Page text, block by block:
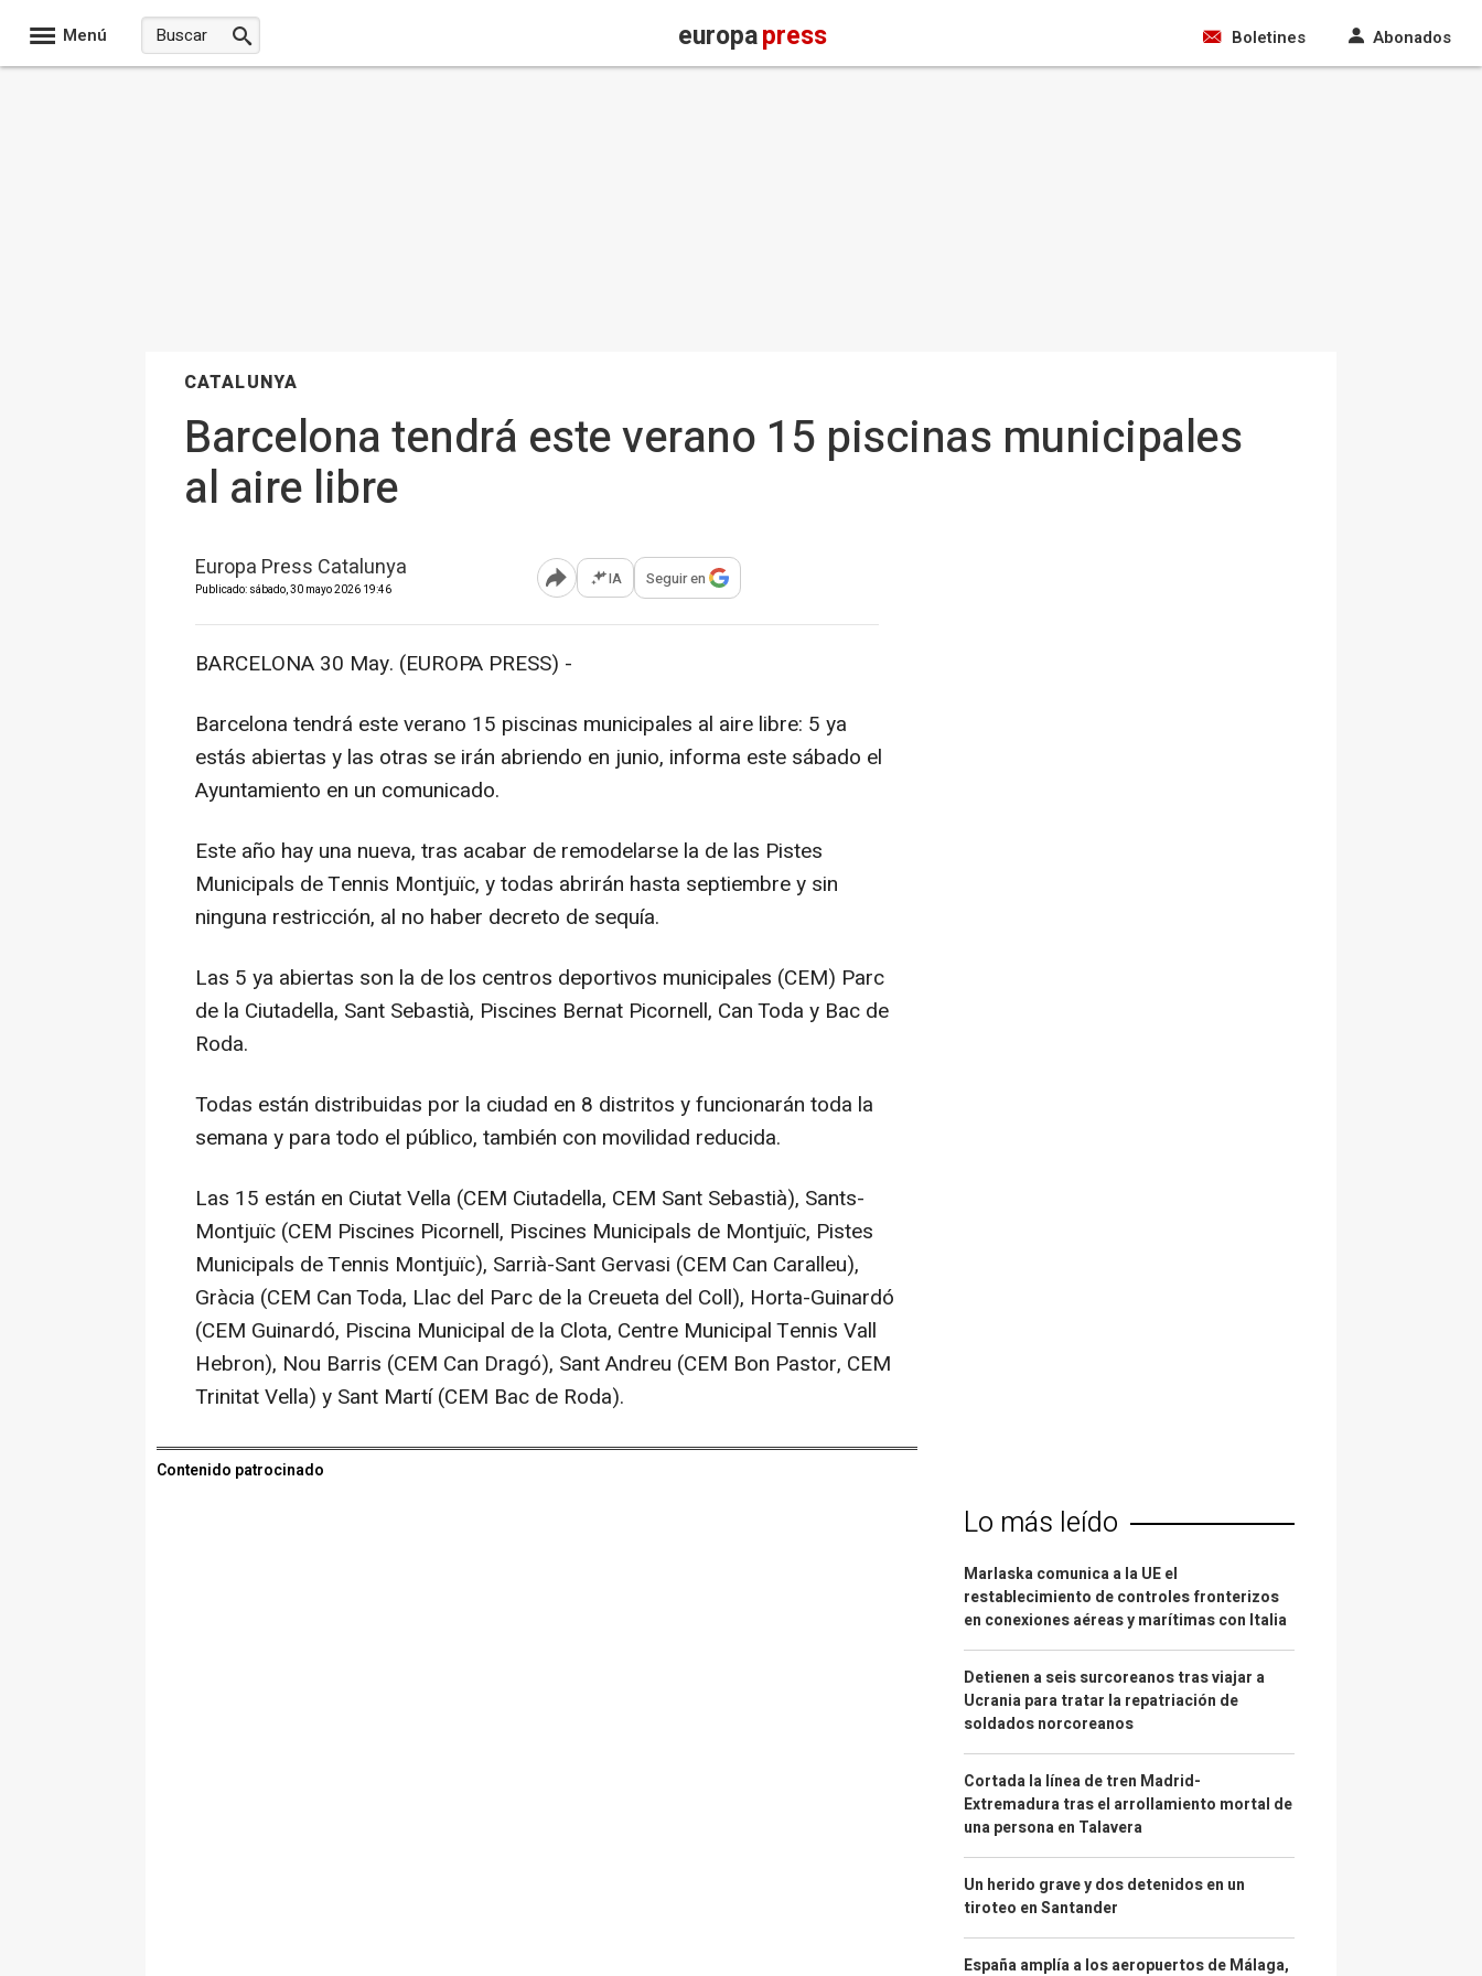
Menú europapress Boletines Abonados
CATALUNYA
Barcelona tendrá este verano 15 piscinas municipales
al aire libre
Europa Press Catalunya
Publicado: sábado, 30 mayo 2026 19:46 Abrir opciones para compartir
IA Seguir en
BARCELONA 30 May. (EUROPA PRESS) -
Barcelona tendrá este verano 15 piscinas municipales al aire libre: 5 ya
estás abiertas y las otras se irán abriendo en junio, informa este sábado el
Ayuntamiento en un comunicado.
Este año hay una nueva, tras acabar de remodelarse la de las Pistes
Municipals de Tennis Montjuïc, y todas abrirán hasta septiembre y sin
ninguna restricción, al no haber decreto de sequía.
Las 5 ya abiertas son la de los centros deportivos municipales (CEM) Parc
de la Ciutadella, Sant Sebastià, Piscines Bernat Picornell, Can Toda y Bac de
Roda.
Todas están distribuidas por la ciudad en 8 distritos y funcionarán toda la
semana y para todo el público, también con movilidad reducida.
Las 15 están en Ciutat Vella (CEM Ciutadella, CEM Sant Sebastià), Sants-
Montjuïc (CEM Piscines Picornell, Piscines Municipals de Montjuïc, Pistes
Municipals de Tennis Montjuïc), Sarrià-Sant Gervasi (CEM Can Caralleu),
Gràcia (CEM Can Toda, Llac del Parc de la Creueta del Coll), Horta-Guinardó
(CEM Guinardó, Piscina Municipal de la Clota, Centre Municipal Tennis Vall
Hebron), Nou Barris (CEM Can Dragó), Sant Andreu (CEM Bon Pastor, CEM
Trinitat Vella) y Sant Martí (CEM Bac de Roda).
Contenido patrocinado
Lo más leído
Marlaska comunica a la UE el
restablecimiento de controles fronterizos
en conexiones aéreas y marítimas con Italia
Detienen a seis surcoreanos tras viajar a
Ucrania para tratar la repatriación de
soldados norcoreanos
Cortada la línea de tren Madrid-
Extremadura tras el arrollamiento mortal de
una persona en Talavera
Un herido grave y dos detenidos en un
tiroteo en Santander
España amplía a los aeropuertos de Málaga,